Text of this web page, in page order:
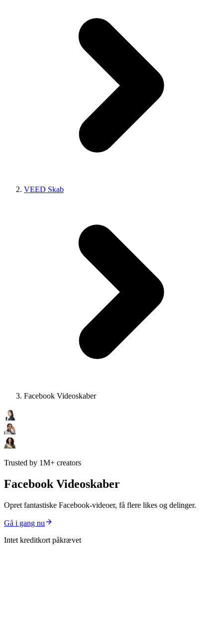
VEED Skab
Facebook Videoskaber
Trusted by 1M+ creators
Facebook Videoskaber
Opret fantastiske Facebook-videoer, få flere likes og delinger.
Gå i gang nu
Intet kreditkort påkrævet